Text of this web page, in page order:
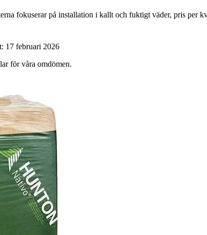
fokuserar på installation i kallt och fuktigt väder, pris per
17 februari 2026
för våra omdömen.